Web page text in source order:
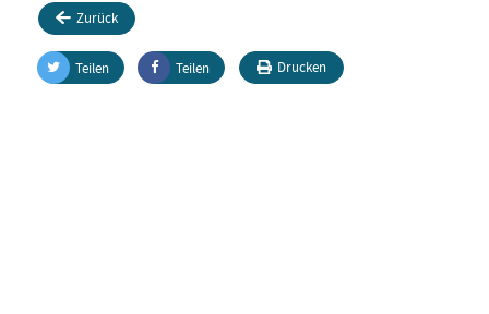
Zurück
Teilen Teilen Drucken